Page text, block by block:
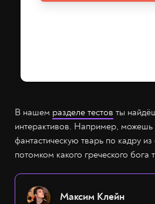
В нашем разделе тестов ты
интерактивов. Например, можешь
фантастическую тварь по кадру
потомком какого греческого бога
Максим Клейн